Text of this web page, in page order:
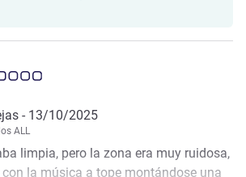
clientes de Avis 1.0/5
- 13/10/2025
ALL
limpia, pero la zona era muy ruidosa,
la música a tope montándose una